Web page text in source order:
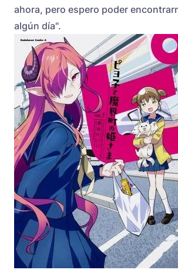
ahora, pero espero poder
algún día".